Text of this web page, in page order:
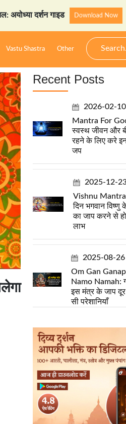
गाइड Download Now
Vastu Shastra Other
Recent Posts
2026-02-10
Mantra For
स्वस्थ जीवन और
रहने के लिए करे
जप
2025-12-
Vishnu
दिन भगवान विष्णु
का जाप करने से
लाभ
2025-08-26
Om Gan
Namo Namah:
इस मंत्र के जाप दूर
सी परेशानियाँ